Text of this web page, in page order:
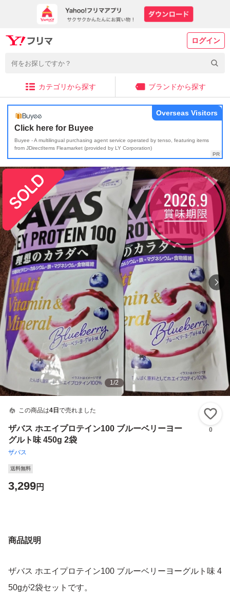
ログイン
カテゴリから探す ブランドから探す
Click here for Buyee
Buyee - A multilingual purchasing agent service operated by tenso, featuring items
from JDirectItems Fleamarket (provided by LY Corporation)
Overseas Visitors
1/2
この商品は4日 で売れました
ザバス ホエイプロテイン100 ブルーベリーヨー
グルト味 450g 2袋
ザバス
0
送料無料
3,299円
商品説明
ザバス ホエイプロテイン100 ブルーベリーヨーグルト味 4
50gが2袋セットです。